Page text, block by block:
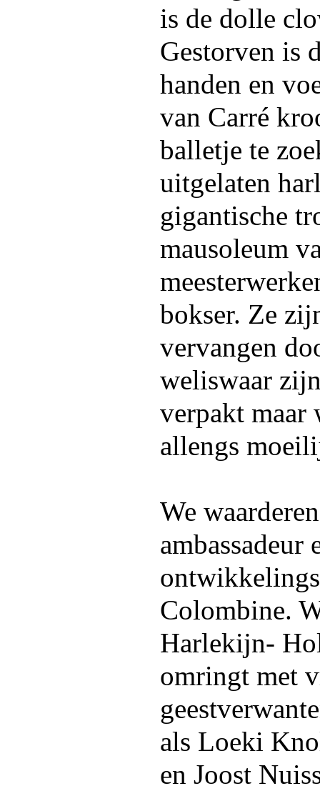
is de dolle
Gestorven is
handen en
van Carré
balletje te
uitgelaten
gigantische
mausoleum
bokser. Ze
vervangen
weliswaar
verpakt maar
allengs
We
ambassadeur
Colombine.
Harlekijn-
omringt met
als Loeki
en Joost